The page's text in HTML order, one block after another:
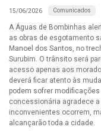
15/06/2026 Comunicados
A Águas de Bombinhas
as obras de esgotamento
Manoel dos Santos, no
Surubim. O trânsito será
acesso apenas aos
deverá ficar atento às
podem sofrer
concessionária agradece
inconvenientes ocorrem,
alcançarão toda a cidade.